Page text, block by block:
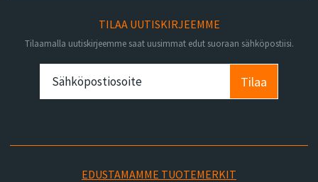
TILAA UUTISKIRJEEMME
Tilaamalla uutiskirjeemme saat uusimmat edut suoraan sähköpostiisi.
Tilaa
EDUSTAMAMME TUOTEMERKIT